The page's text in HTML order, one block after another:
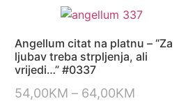
Angellum citat na platnu – “Za
ljubav treba strpljenja, ali
vrijedi…” #0337
54,00KM – 64,00KM